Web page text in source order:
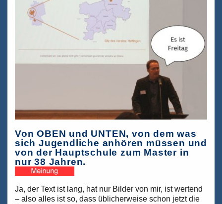
Von OBEN und UNTEN, von dem was
sich Jugendliche anhören müssen und
von der Hauptschule zum Master in
nur 38 Jahren.
Ja, der Text ist lang, hat nur Bilder von mir, ist wertend
– also alles ist so, dass üblicherweise schon jetzt die